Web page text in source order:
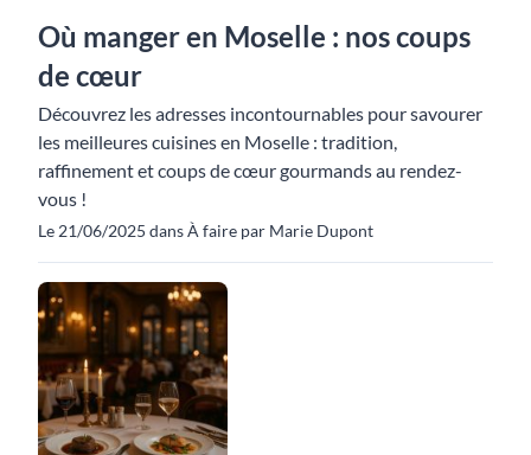
Où manger en Moselle : nos coups
de cœur
Découvrez les adresses incontournables pour savourer
les meilleures cuisines en Moselle : tradition,
raffinement et coups de cœur gourmands au rendez-
vous !
Le 21/06/2025 dans À faire par Marie Dupont